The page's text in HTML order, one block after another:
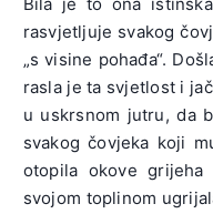
rasvjetljuje svakog
„s visine pohađa“.
rasla je ta svjetlost i
u uskrsnom jutru, da
svakog čovjeka koji
otopila okove
svojom toplinom